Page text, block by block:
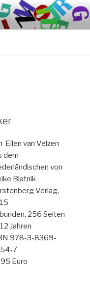
Ellen van Velzen
dem
von
Blatnik
Verlag,
256 Seiten
Jahren
978-3-8369-
7
Euro